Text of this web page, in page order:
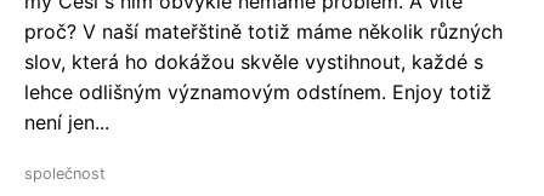
proč? V naší mateřštině totiž máme několik různých
slov, která ho dokážou skvěle vystihnout, každé s
lehce odlišným významovým odstínem. Enjoy totiž
není jen...
společnost